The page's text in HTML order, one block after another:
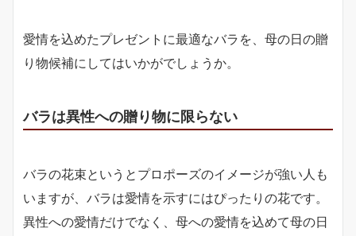
愛情を込めたプレゼントに最適なバラを、母の日の贈
り物候補にしてはいかがでしょうか。
バラは異性への贈り物に限らない
バラの花束というとプロポーズのイメージが強い人も
いますが、バラは愛情を示すにはぴったりの花です。
異性への愛情だけでなく、母への愛情を込めて母の日